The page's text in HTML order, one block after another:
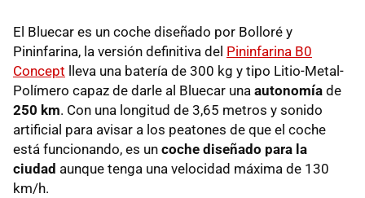
El Bluecar es un coche diseñado por Bolloré y
Pininfarina, la versión definitiva del Pininfarina B0
Concept lleva una batería de 300 kg y tipo Litio-Metal-
Polímero capaz de darle al Bluecar una autonomía de
250 km. Con una longitud de 3,65 metros y sonido
artificial para avisar a los peatones de que el coche
está funcionando, es un coche diseñado para la
ciudad aunque tenga una velocidad máxima de 130
km/h.